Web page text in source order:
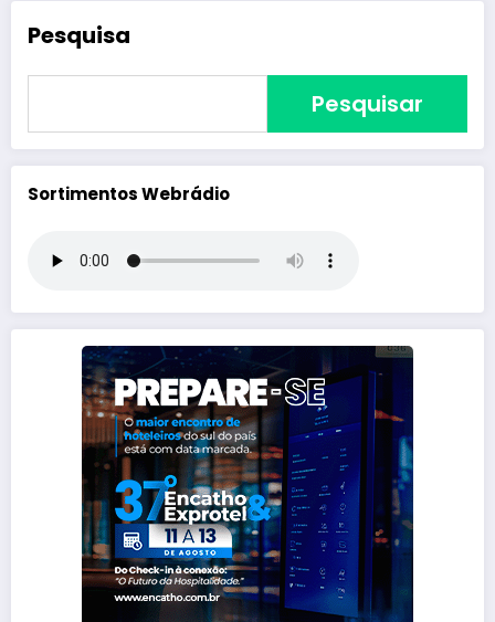
Pesquisa
Pesquisar
Sortimentos Webrádio